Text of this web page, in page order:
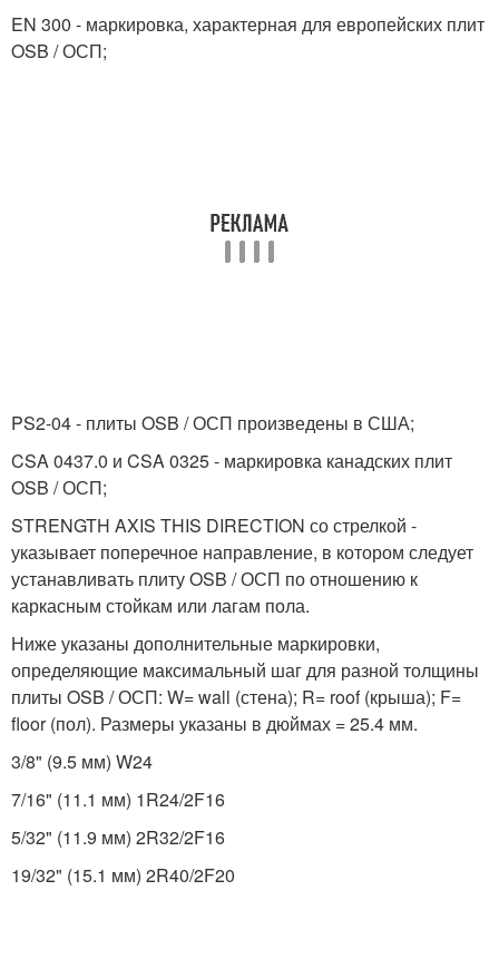
EN 300 - маркировка, характерная для европейских плит
OSB / ОСП;
PS2-04 - плиты OSB / ОСП произведены в США;
CSA 0437.0 и CSA 0325 - маркировка канадских плит
OSB / ОСП;
STRENGTH AXIS THIS DIRECTION со стрелкой -
указывает поперечное направление, в котором следует
устанавливать плиту OSB / ОСП по отношению к
каркасным стойкам или лагам пола.
Ниже указаны дополнительные маркировки,
определяющие максимальный шаг для разной толщины
плиты OSB / ОСП: W= wall (стена); R= roof (крыша); F=
floor (пол). Размеры указаны в дюймах = 25.4 мм.
3/8" (9.5 мм) W24
7/16" (11.1 мм) 1R24/2F16
5/32" (11.9 мм) 2R32/2F16
19/32" (15.1 мм) 2R40/2F20